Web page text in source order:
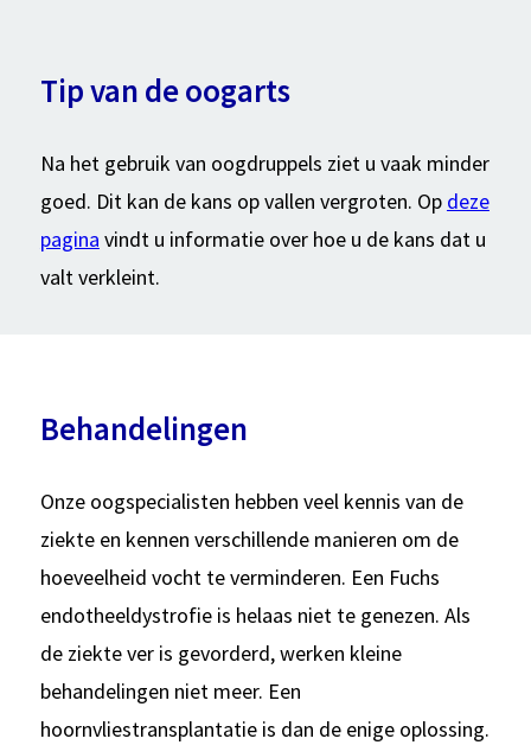
Tip van de oogarts
Na het gebruik van oogdruppels ziet u vaak minder
goed. Dit kan de kans op vallen vergroten. Op deze
pagina vindt u informatie over hoe u de kans dat u
valt verkleint.
Behandelingen
Onze oogspecialisten hebben veel kennis van de
ziekte en kennen verschillende manieren om de
hoeveelheid vocht te verminderen. Een Fuchs
endotheeldystrofie is helaas niet te genezen. Als
de ziekte ver is gevorderd, werken kleine
behandelingen niet meer. Een
hoornvliestransplantatie is dan de enige oplossing.